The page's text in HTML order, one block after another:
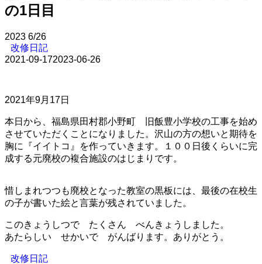
の1日目
2023 6/26
改修日記
2021-09-172023-06-26
2021年9月17日
本日から、福島県田村郡小野町 旧飯豊小学校の工事を始め
させていただくことになりました。沢山の方の想いと期待を
胸に『イイトコ』を作っていきます。１００日後くらいに完
成する元廃校の複合施設のはじまりです。
惜しまれつつも廃校となった教室の黒板には、最後の在校生
の子が書いた絵と言葉が残されていました。
このきょうしつで たくさん べんきょうしました。
あたらしい せかいで がんばります。ありがとう。
改修日記